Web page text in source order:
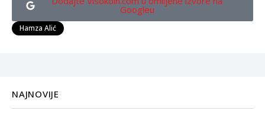
Googleu
Hamza Alić
NAJNOVIJE